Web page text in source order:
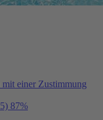
einer Zustimmung
87%